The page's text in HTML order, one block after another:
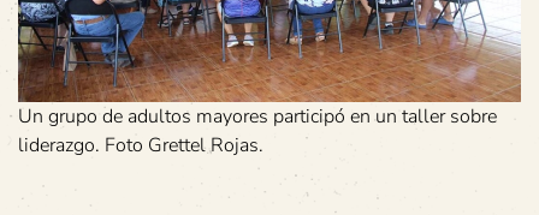
Un grupo de adultos mayores participó en un taller sobre
liderazgo. Foto Grettel Rojas.